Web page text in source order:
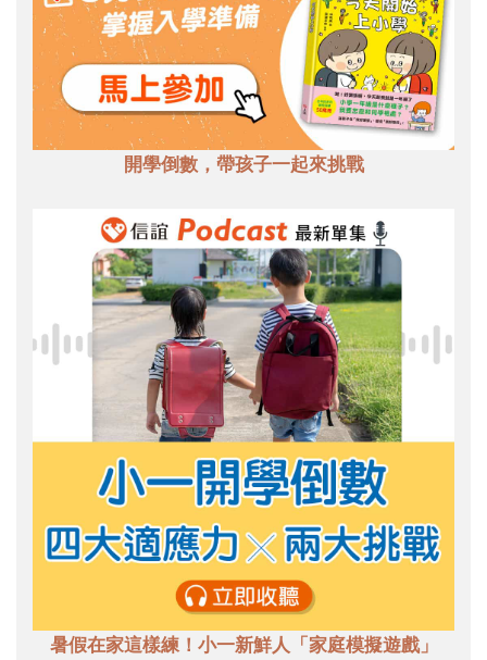
開學倒數，帶孩子一起來挑戰
暑假在家這樣練！小一新鮮人「家庭模擬遊戲」